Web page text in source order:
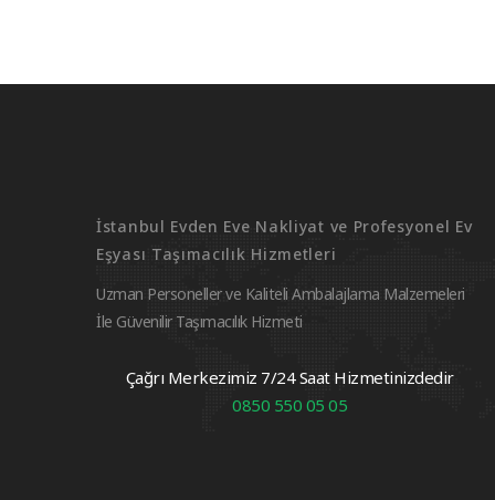
İstanbul Evden Eve Nakliyat ve Profesyonel Ev
Eşyası Taşımacılık Hizmetleri
Uzman Personeller ve Kaliteli Ambalajlama Malzemeleri
İle Güvenilir Taşımacılık Hizmeti
Çağrı Merkezimiz 7/24 Saat Hizmetinizdedir
0850 550 05 05